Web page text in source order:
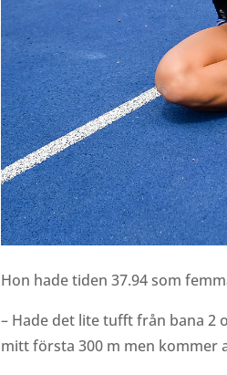
Hon hade tiden 37.94 som
– Hade det lite tufft från bana 2
mitt första 300 m men kommer